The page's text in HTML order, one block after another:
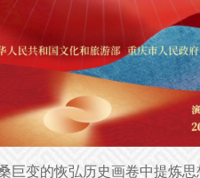
巨变的恢弘历史画卷中提炼